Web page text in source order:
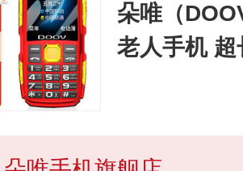
朵唯（
老人手机